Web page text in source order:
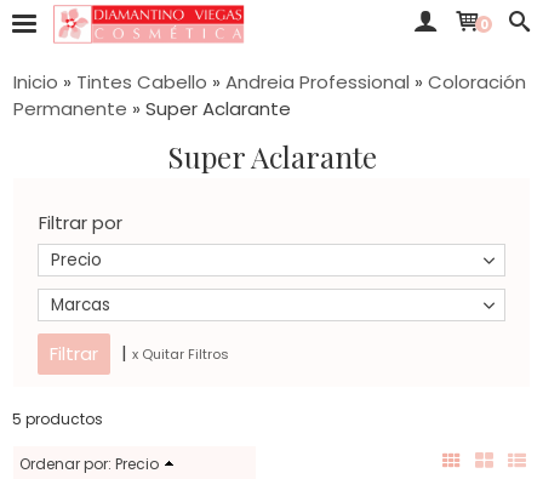
0
Inicio » Tintes Cabello » Andreia Professional » Coloración
Permanente » Super Aclarante
Super Aclarante
Filtrar por
Precio
Marcas
| x Quitar Filtros
5 productos
Ordenar por: Precio